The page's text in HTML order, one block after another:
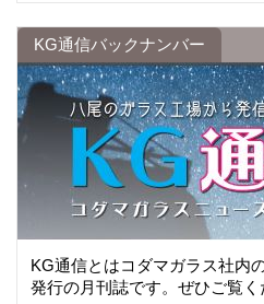
KG通信バックナンバー
KG通信とはコダマガラス社内
発行の月刊誌です。ぜひご覧く